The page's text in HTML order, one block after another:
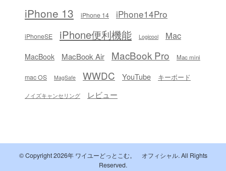
iPhone 13 iPhone 14 iPhone14Pro
iPhoneSE iPhone便利機能 Logicool Mac
MacBook MacBook Air MacBook Pro Mac mini
mac OS MagSafe WWDC YouTube キーボード
ノイズキャンセリング レビュー
© Copyright 2026年 ワイユーどっとこむ。 オフィシャル. All Rights
Reserved.